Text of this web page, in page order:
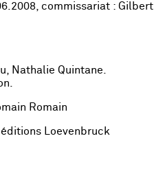
commissariat : Gilbert
Nathalie Quintane.
Romain
Loevenbruck